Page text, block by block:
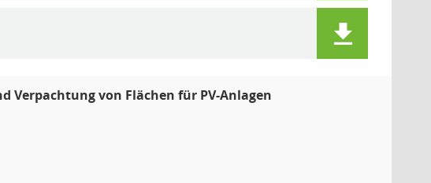
Verpachtung von Flächen für PV-Anlagen